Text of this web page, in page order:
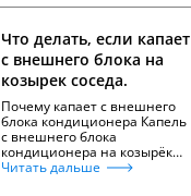
Что делать, если капает
с внешнего блока на
козырек соседа.
Почему капает с внешнего
блока кондиционера Капель
с внешнего блока
кондиционера на козырёк…
Читать дальше